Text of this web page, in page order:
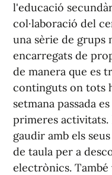
l'educació
col·laboració del
una sèrie de grups
encarregats de
de manera que es
continguts on tots
setmana passada
primeres activitats.
gaudir amb els
de taula per a
electrònics.